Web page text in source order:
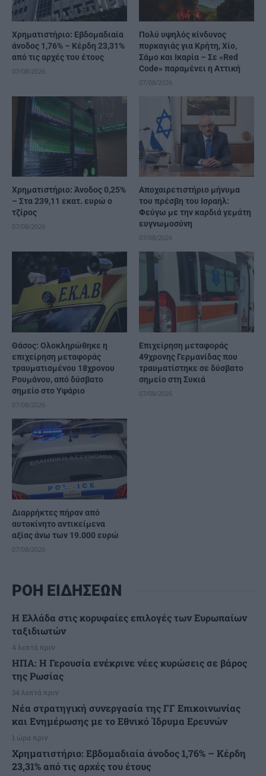
Χρηματιστήριο: Εβδομαδιαία
άνοδος 1,76% – Κέρδη 23,31%
από τις αρχές του έτους
07/08/2026
Πολύ υψηλός κίνδυνος
πυρκαγιάς για Κρήτη, Χίο,
Σάμο και Ικαρία – Σε «Red
Code» παραμένει η Αττική
07/08/2026
Χρηματιστήριο: Άνοδος 0,25%
– Στα 239,11 εκατ. ευρώ ο
τζίρος
07/08/2026
Αποχαιρετιστήριο μήνυμα
του πρέσβη του Ισραήλ:
Φεύγω με την καρδιά γεμάτη
ευγνωμοσύνη
07/08/2026
Θάσος: Ολοκληρώθηκε η
επιχείρηση μεταφοράς
τραυματισμένου 18χρονου
Ρουμάνου, από δύσβατο
σημείο στο Υψάριο
07/08/2026
Επιχείρηση μεταφοράς
49χρονης Γερμανίδας που
τραυματίστηκε σε δύσβατο
σημείο στη Συκιά
07/08/2026
Διαρρήκτες πήραν από
αυτοκίνητο αντικείμενα
αξίας άνω των 19.000 ευρώ
07/08/2026
ΡΟΗ ΕΙΔΗΣΕΩΝ
Η Ελλάδα στις κορυφαίες επιλογές των Ευρωπαίων
ταξιδιωτών
4 λεπτά πριν
ΗΠΑ: Η Γερουσία ενέκρινε νέες κυρώσεις σε βάρος
της Ρωσίας
34 λεπτά πριν
Νέα στρατηγική συνεργασία της ΓΓ Επικοινωνίας
και Ενημέρωσης με το Εθνικό Ίδρυμα Ερευνών
1 ώρα πριν
Χρηματιστήριο: Εβδομαδιαία άνοδος 1,76% – Κέρδη
23,31% από τις αρχές του έτους